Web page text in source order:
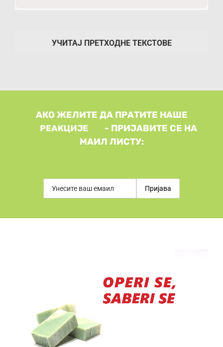
УЧИТАЈ ПРЕТХОДНЕ ТЕКСТОВЕ
АКО ЖЕЛИТЕ ДА ПРАТИТЕ НАШЕ
- ПРИЈАВИТЕ СЕ НА
МАИЛ ЛИСТУ: